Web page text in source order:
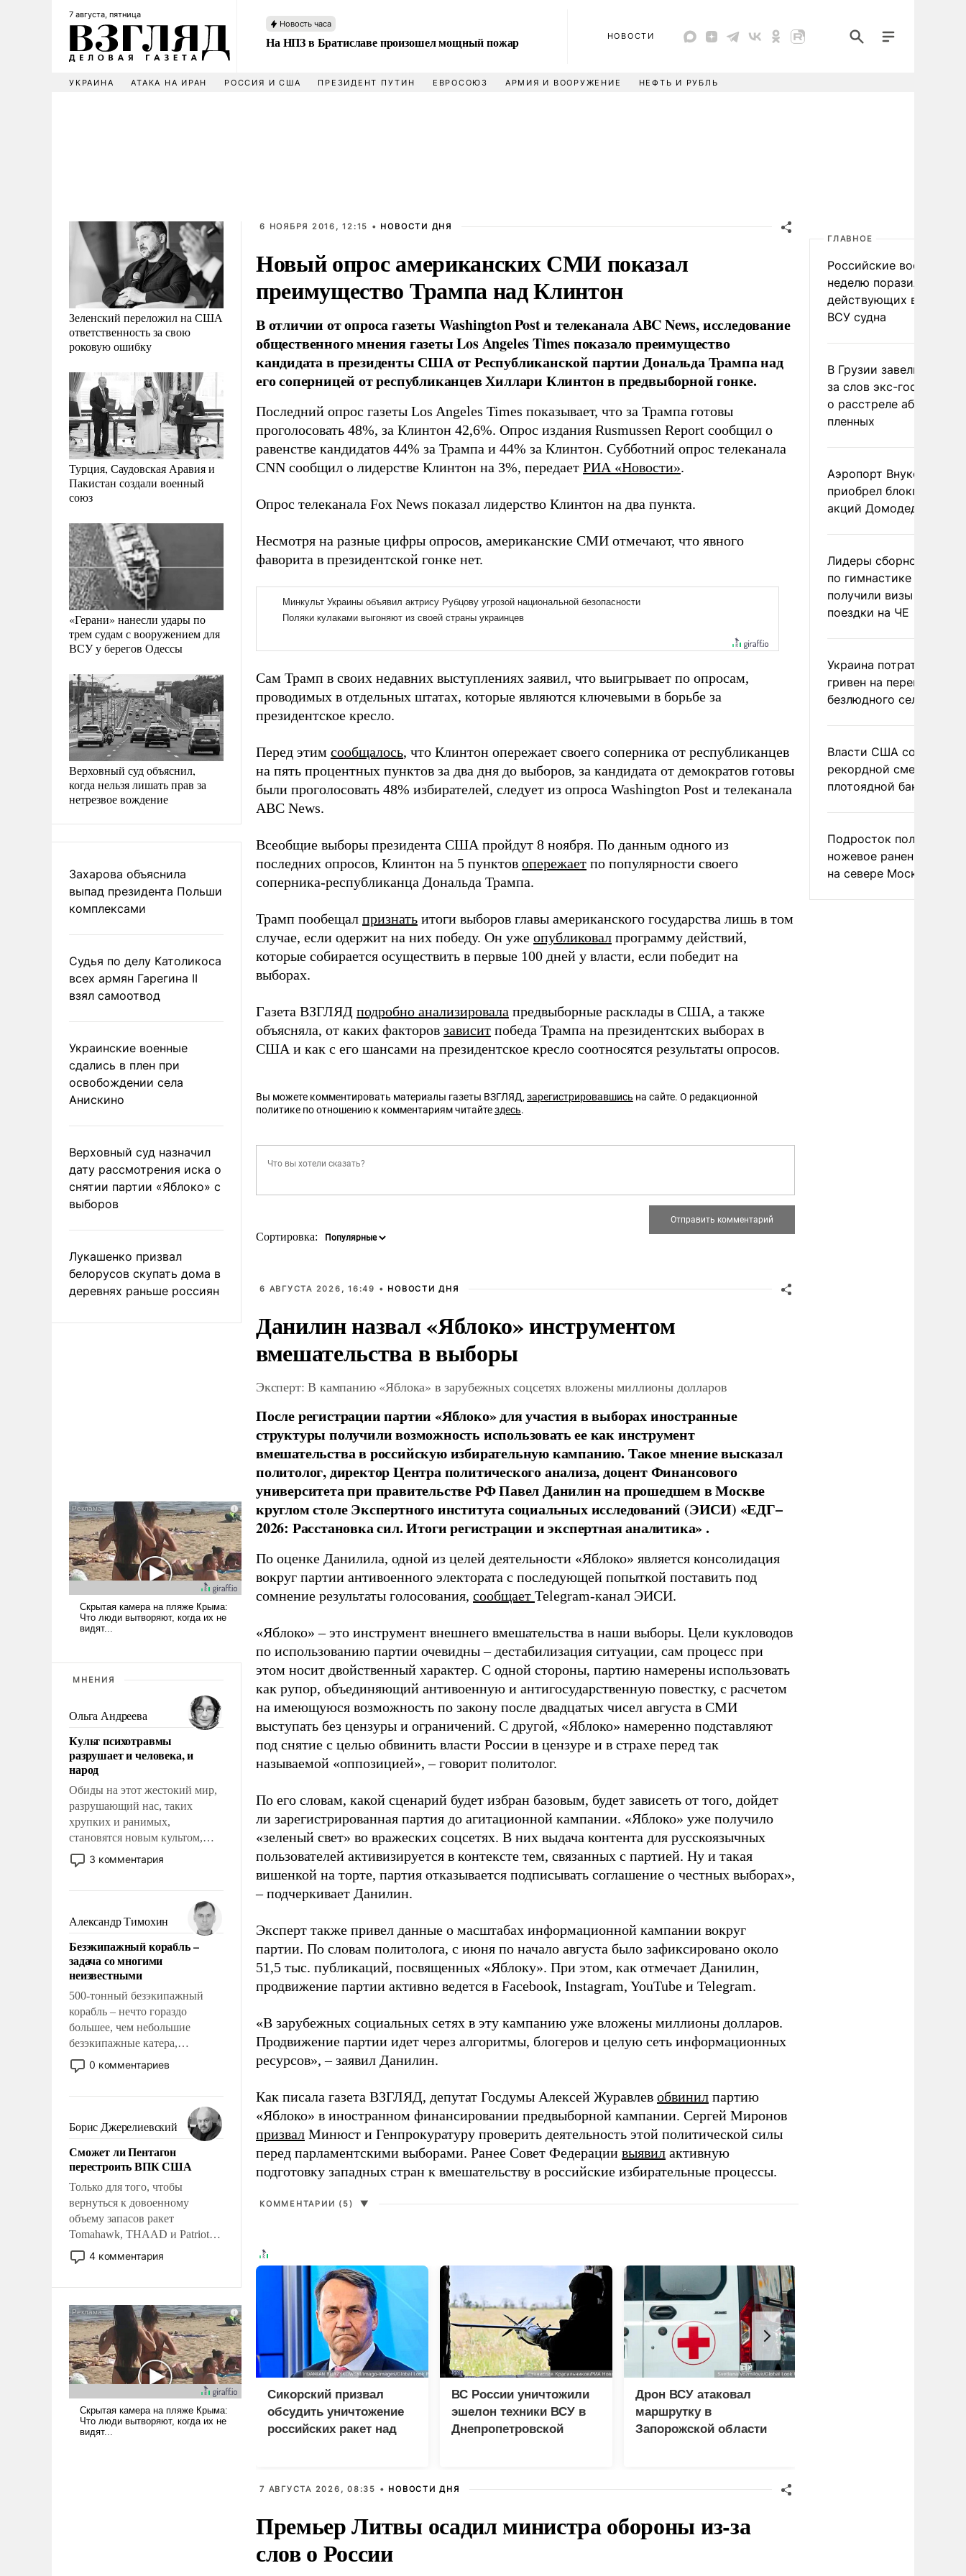
7 августа, пятница
Новость часа
На НПЗ в Братиславе произошел мощный пожар НОВОСТИ
УКРАИНА АТАКА НА ИРАН РОССИЯ И США ПРЕЗИДЕНТ ПУТИН ЕВРОСОЮЗ АРМИЯ И ВООРУЖЕНИЕ НЕФТЬ И РУБЛЬ
Зеленский переложил на США
ответственность за свою
роковую ошибку
Турция, Саудовская Аравия и
Пакистан создали военный
союз
«Герани» нанесли удары по
трем судам с вооружением для
ВСУ у берегов Одессы
Верховный суд объяснил,
когда нельзя лишать прав за
нетрезвое вождение
Захарова объяснила
выпад президента Польши
комплексами
Судья по делу Католикоса
всех армян Гарегина II
взял самоотвод
Украинские военные
сдались в плен при
освобождении села
Анискино
Верховный суд назначил
дату рассмотрения иска о
снятии партии «Яблоко» с
выборов
Лукашенко призвал
белорусов скупать дома в
деревнях раньше россиян
МНЕНИЯ
Ольга Андреева
Культ психотравмы
разрушает и человека, и
народ
Обиды на этот жестокий мир,
разрушающий нас, таких
хрупких и ранимых,
становятся новым культом,
постепенно вытесняя и
отменяя традиционное
мужественным и твердым под
ударами судьбы, брать на себя
ответственность, помогать
слабым, идти вперед и
адаптироваться.
3 комментария
Александр Тимохин
Безэкипажный корабль –
задача со многими
неизвестными
500-тонный безэкипажный
корабль – нечто гораздо
большее, чем небольшие
безэкипажные катера,
применение которых уже
стало обыденностью. Задача по
сложна и амбициозна. Однако
и ее реализация радикально
поднимет наши боевые
возможности.
0 комментариев
Борис Джерелиевский
Сможет ли Пентагон
перестроить ВПК США
Только для того, чтобы
вернуться к довоенному
объему запасов ракет
Tomahawk, THAAD и Patriot
США потребуется более трех
лет. Даже небольшая война с
Сложившаяся ситуация
означает многолетний период
уязвимости США, например,
перед Китаем.
4 комментария
6 НОЯБРЯ 2016, 12:15 • НОВОСТИ ДНЯ
Новый опрос американских СМИ показал
преимущество Трампа над Клинтон
В отличии от опроса газеты Washington Post и телеканала ABC News, исследование
общественного мнения газеты Los Angeles Times показало преимущество
кандидата в президенты США от Республиканской партии Дональда Трампа над
его соперницей от республиканцев Хиллари Клинтон в предвыборной гонке.
Последний опрос газеты Los Angeles Times показывает, что за Трампа готовы
проголосовать 48%, за Клинтон 42,6%. Опрос издания Rusmussen Report сообщил о
равенстве кандидатов 44% за Трампа и 44% за Клинтон. Субботний опрос телеканала
CNN сообщил о лидерстве Клинтон на 3%, передает РИА «Новости».
Опрос телеканала Fox News показал лидерство Клинтон на два пункта.
Несмотря на разные цифры опросов, американские СМИ отмечают, что явного
фаворита в президентской гонке нет.
Сам Трамп в своих недавних выступлениях заявил, что выигрывает по опросам,
проводимых в отдельных штатах, которые являются ключевыми в борьбе за
президентское кресло.
Перед этим сообщалось, что Клинтон опережает своего соперника от республиканцев
на пять процентных пунктов за два дня до выборов, за кандидата от демократов готовы
были проголосовать 48% избирателей, следует из опроса Washington Post и телеканала
ABC News.
Всеобщие выборы президента США пройдут 8 ноября. По данным одного из
последних опросов, Клинтон на 5 пунктов опережает по популярности своего
соперника-республиканца Дональда Трампа.
Трамп пообещал признать итоги выборов главы американского государства лишь в том
случае, если одержит на них победу. Он уже опубликовал программу действий,
которые собирается осуществить в первые 100 дней у власти, если победит на
выборах.
Газета ВЗГЛЯД подробно анализировала предвыборные расклады в США, а также
объясняла, от каких факторов зависит победа Трампа на президентских выборах в
США и как с его шансами на президентское кресло соотносятся результаты опросов.
Вы можете комментировать материалы газеты ВЗГЛЯД, зарегистрировавшись на сайте. О редакционной
политике по отношению к комментариям читайтездесь.
Сортировка:
6 АВГУСТА 2026, 16:49 • НОВОСТИ ДНЯ
Данилин назвал «Яблоко» инструментом
вмешательства в выборы
Эксперт: В кампанию «Яблока» в зарубежных соцсетях вложены миллионы долларов
После регистрации партии «Яблоко» для участия в выборах иностранные
структуры получили возможность использовать ее как инструмент
вмешательства в российскую избирательную кампанию. Такое мнение высказал
политолог, директор Центра политического анализа, доцент Финансового
университета при правительстве РФ Павел Данилин на прошедшем в Москве
круглом столе Экспертного института социальных исследований (ЭИСИ) «ЕДГ–
2026: Расстановка сил. Итоги регистрации и экспертная аналитика» .
По оценке Данилила, одной из целей деятельности «Яблоко» является консолидация
вокруг партии антивоенного электората с последующей попыткой поставить под
сомнение результаты голосования, сообщает Telegram-канал ЭИСИ.
«Яблоко» – это инструмент внешнего вмешательства в наши выборы. Цели кукловодов
по использованию партии очевидны – дестабилизация ситуации, сам процесс при
этом носит двойственный характер. С одной стороны, партию намерены использовать
как рупор, объединяющий антивоенную и антигосударственную повестку, с расчетом
на имеющуюся возможность по закону после двадцатых чисел августа в СМИ
выступать без цензуры и ограничений. С другой, «Яблоко» намеренно подставляют
под снятие с целью обвинить власти России в цензуре и в страхе перед так
называемой «оппозицией», – говорит политолог.
По его словам, какой сценарий будет избран базовым, будет зависеть от того, дойдет
ли зарегистрированная партия до агитационной кампании. «Яблоко» уже получило
«зеленый свет» во вражеских соцсетях. В них выдача контента для русскоязычных
пользователей активизируется в контексте тем, связанных с партией. Ну и такая
вишенкой на торте, партия отказывается подписывать соглашение о честных выборах»,
– подчеркивает Данилин.
Эксперт также привел данные о масштабах информационной кампании вокруг
партии. По словам политолога, с июня по начало августа было зафиксировано около
51,5 тыс. публикаций, посвященных «Яблоку». При этом, как отмечает Данилин,
продвижение партии активно ведется в Facebook, Instagram, YouTube и Telegram.
«В зарубежных социальных сетях в эту кампанию уже вложены миллионы долларов.
Продвижение партии идет через алгоритмы, блогеров и целую сеть информационных
ресурсов», – заявил Данилин.
Как писала газета ВЗГЛЯД, депутат Госдумы Алексей Журавлев обвинил партию
«Яблоко» в иностранном финансировании предвыборной кампании. Сергей Миронов
призвал Минюст и Генпрокуратуру проверить деятельность этой политической силы
перед парламентскими выборами. Ранее Совет Федерации выявил активную
подготовку западных стран к вмешательству в российские избирательные процессы.
КОММЕНТАРИИ (5) ▼
Сикорский призвал
обсудить уничтожение
российских ракет над
ВС России уничтожили
эшелон техники ВСУ в
Днепропетровской
Дрон ВСУ атаковал
маршрутку в
Запорожской области
7 АВГУСТА 2026, 08:35 • НОВОСТИ ДНЯ
Премьер Литвы осадил министра обороны из-за
слов о России
ГЛАВНОЕ
Российские военные за
неделю поразили 34
действующих в
ВСУ судна
В Грузии завели дело
за слов экс-
о расстреле абхазских
пленных
Аэропорт Внуково
приобрел блокпакет
акций Домодедово
Лидеры сборной
по гимнастике не
получили визы для
поездки на ЧЕ
Украина потратила 1
гривен на
безлюдного села
Власти США сообщили
рекордной смертности
плотоядной бактерии
Подросток получил
ножевое ранение в
на севере Москвы